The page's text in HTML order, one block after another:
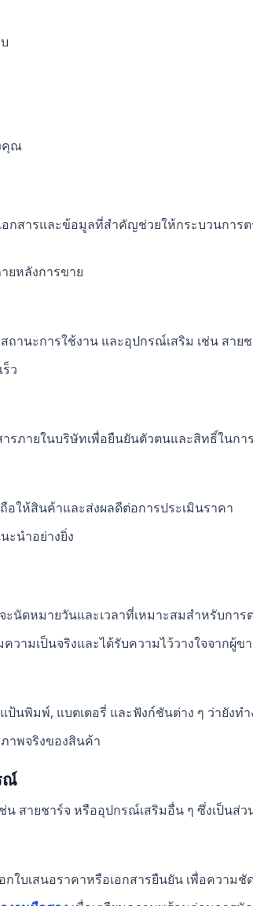
คุณ
สารและข้อมูลที่สำคัญช่วยให้กระบวนการต
ยหลังการขาย
ถานะการใช้งาน และอุปกรณ์เสริม เช่น สา
ว
รภายในบริษัทเพื่อยืนยันตัวตนและสิทธิ์ในก
ให้สินค้าและส่งผลดีต่อการประเมินราคา
ะนำอย่างยิ่ง
นัดหมายวันและเวลาที่เหมาะสมสำหรับการ
ามเป็นจริงและได้รับความไว้วางใจจากผู้ข
นพิมพ์, แบตเตอรี่ และฟังก์ชันต่าง ๆ ว่ายังท
าพจริงของสินค้า
ณ์
สายชาร์จ หรืออุปกรณ์เสริมอื่น ๆ ซึ่งเป็นส่
บเสนอราคาหรือเอกสารยืนยัน เพื่อความชั